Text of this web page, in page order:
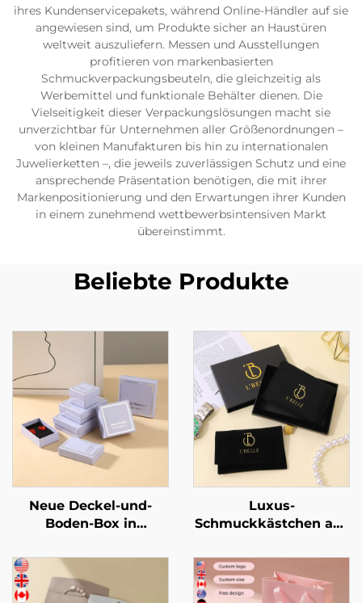
ihres Kundenservicepakets, während Online-Händler auf sie
angewiesen sind, um Produkte sicher an Haustüren
weltweit auszuliefern. Messen und Ausstellungen
profitieren von markenbasierten
Schmuckverpackungsbeuteln, die gleichzeitig als
Werbemittel und funktionale Behälter dienen. Die
Vielseitigkeit dieser Verpackungslösungen macht sie
unverzichtbar für Unternehmen aller Größenordnungen –
von kleinen Manufakturen bis hin zu internationalen
Juwelierketten –, die jeweils zuverlässigen Schutz und eine
ansprechende Präsentation benötigen, die mit ihrer
Markenpositionierung und den Erwartungen ihrer Kunden
in einem zunehmend wettbewerbsintensiven Markt
übereinstimmt.
Beliebte Produkte
Neue Deckel-und-
Boden-Box in
rechteckig, schlichtes
Muster –
Schmuckverpackungsbox
Luxus-
Schmuckkästchen aus
individuellem Logo im
Schubladen-Stil –